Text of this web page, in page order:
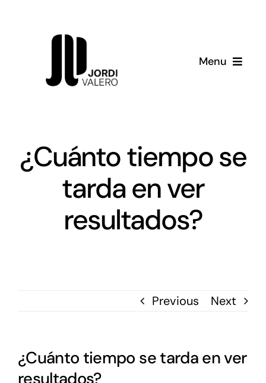
Menu
Sobre mí
Recursos
¿Cuánto tiempo se
tarda en ver
resultados?
Previous Next
¿Cuánto tiempo se tarda en ver
resultados?